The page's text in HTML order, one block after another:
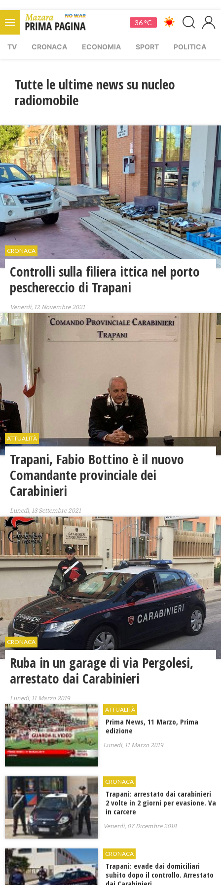
36 °C
TV CRONACA ECONOMIA SPORT POLITICA
Tutte le ultime news su nucleo
radiomobile
CRONACA
Controlli sulla filiera ittica nel porto
peschereccio di Trapani
Venerdì, 12 Novembre 2021
ATTUALITÀ
Trapani, Fabio Bottino è il nuovo
Comandante provinciale dei
Carabinieri
Lunedì, 13 Settembre 2021
CRONACA
Ruba in un garage di via Pergolesi,
arrestato dai Carabinieri
Lunedì, 11 Marzo 2019
ATTUALITÀ
Prima News, 11 Marzo, Prima
edizione
Lunedì, 11 Marzo 2019
CRONACA
Trapani: arrestato dai carabinieri
2 volte in 2 giorni per evasione. Va
in carcere
Venerdì, 07 Dicembre 2018
CRONACA
Trapani: evade dai domiciliari
subito dopo il controllo. Arrestato